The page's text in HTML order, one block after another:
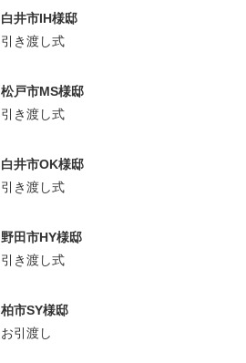
白井市IH様邸
引き渡し式
松戸市MS様邸
引き渡し式
白井市OK様邸
引き渡し式
野田市HY様邸
引き渡し式
柏市SY様邸
お引渡し